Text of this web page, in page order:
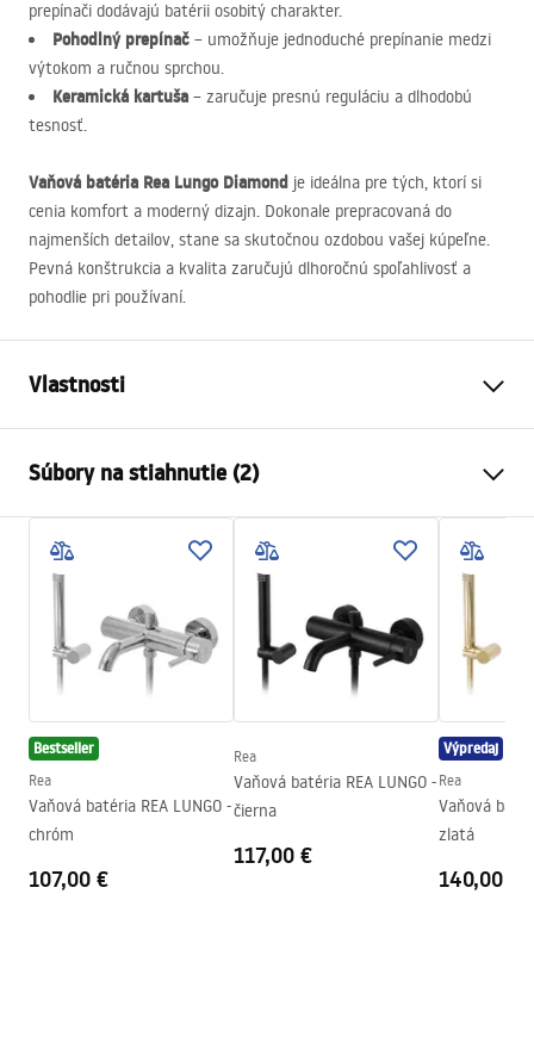
prepínači dodávajú batérii osobitý charakter.
Pohodlný prepínač – umožňuje jednoduché prepínanie medzi
výtokom a ručnou sprchou.
Keramická kartuša – zaručuje presnú reguláciu a dlhodobú
tesnosť.
Vaňová batéria Rea Lungo Diamond je ideálna pre tých, ktorí si
cenia komfort a moderný dizajn. Dokonale prepracovaná do
najmenších detailov, stane sa skutočnou ozdobou vašej kúpeľne.
Pevná konštrukcia a kvalita zaručujú dlhoročnú spoľahlivosť a
pohodlie pri používaní.
Vlastnosti
Spôsob montáže
Farba
Kartáčované zlato
Typ výtoku
Pevná
Materiál
Nehrdzavejúca oceľ, Mosadz
Rozsah výtoku
100mm
Výška
mm
Priemer pripojenia
Rozostup vodovodných
prípojok
150mm
5 rokov
Súbory na stiahnutie (2)
Návod na montáž
Záručné podmienky
Warranty_Terms_and_Conditions_Faucets_-_5.pdf
Bestseller
Rea
Vaňová batéria REA LUNGO -
chróm
107,00 €
Rea
Vaňová batéria REA LUNGO -
čierna
117,00 €
Výpredaj
Rea
Vaňová
zlatá
140,00 €